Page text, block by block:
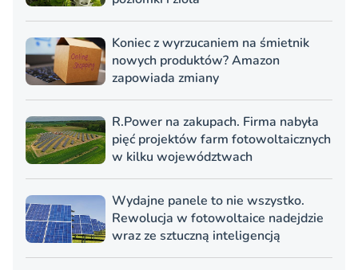
Koniec z wyrzucaniem na śmietnik
nowych produktów? Amazon
zapowiada zmiany
R.Power na zakupach. Firma nabyła
pięć projektów farm fotowoltaicznych
w kilku województwach
Wydajne panele to nie wszystko.
Rewolucja w fotowoltaice nadejdzie
wraz ze sztuczną inteligencją